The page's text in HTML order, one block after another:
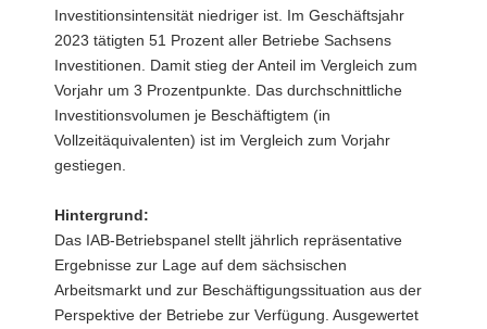
Investitionsintensität niedriger ist. Im Geschäftsjahr
2023 tätigten 51 Prozent aller Betriebe Sachsens
Investitionen. Damit stieg der Anteil im Vergleich zum
Vorjahr um 3 Prozentpunkte. Das durchschnittliche
Investitionsvolumen je Beschäftigtem (in
Vollzeitäquivalenten) ist im Vergleich zum Vorjahr
gestiegen.
Hintergrund:
Das IAB-Betriebspanel stellt jährlich repräsentative
Ergebnisse zur Lage auf dem sächsischen
Arbeitsmarkt und zur Beschäftigungssituation aus der
Perspektive der Betriebe zur Verfügung. Ausgewertet